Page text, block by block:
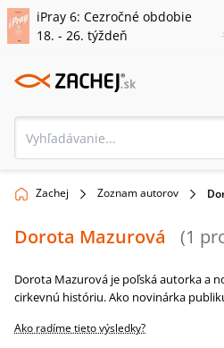
iPray 6: Cezročné obdobie
18. - 26. týždeň
Zachej Zoznam autorov
Dorota Mazurová (1
Dorota Mazurová je poľská autorka a
cirkevnú históriu. Ako novinárka
Ako radíme tieto výsledky?